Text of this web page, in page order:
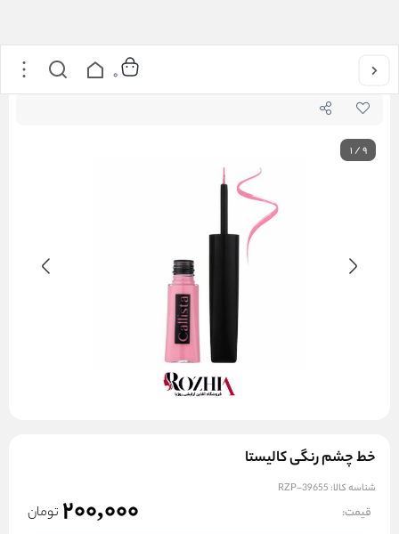
خانه 0
1/9
خط چشم رنگی کالیستا
شناسه کالا: RZP-39655
قیمت: 200,000 تومان